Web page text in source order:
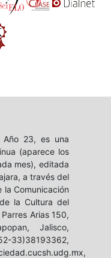
23, es una
(aparece los
mes), editada
a través del
la Comunicación
la Cultura del
Arias 150,
Jalisco,